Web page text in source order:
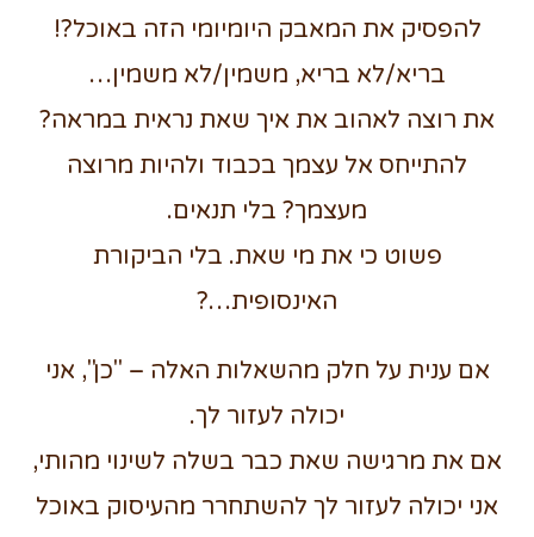
להפסיק את המאבק היומיומי הזה באוכל?!
בריא/לא בריא, משמין/לא משמין…
את רוצה לאהוב את איך שאת נראית במראה?
להתייחס אל עצמך בכבוד ולהיות מרוצה
מעצמך? בלי תנאים.
פשוט כי את מי שאת. בלי הביקורת
האינסופית…?
אם ענית על חלק מהשאלות האלה – "כן", אני
יכולה לעזור לך.
אם את מרגישה שאת כבר בשלה לשינוי מהותי,
אני יכולה לעזור לך להשתחרר מהעיסוק באוכל